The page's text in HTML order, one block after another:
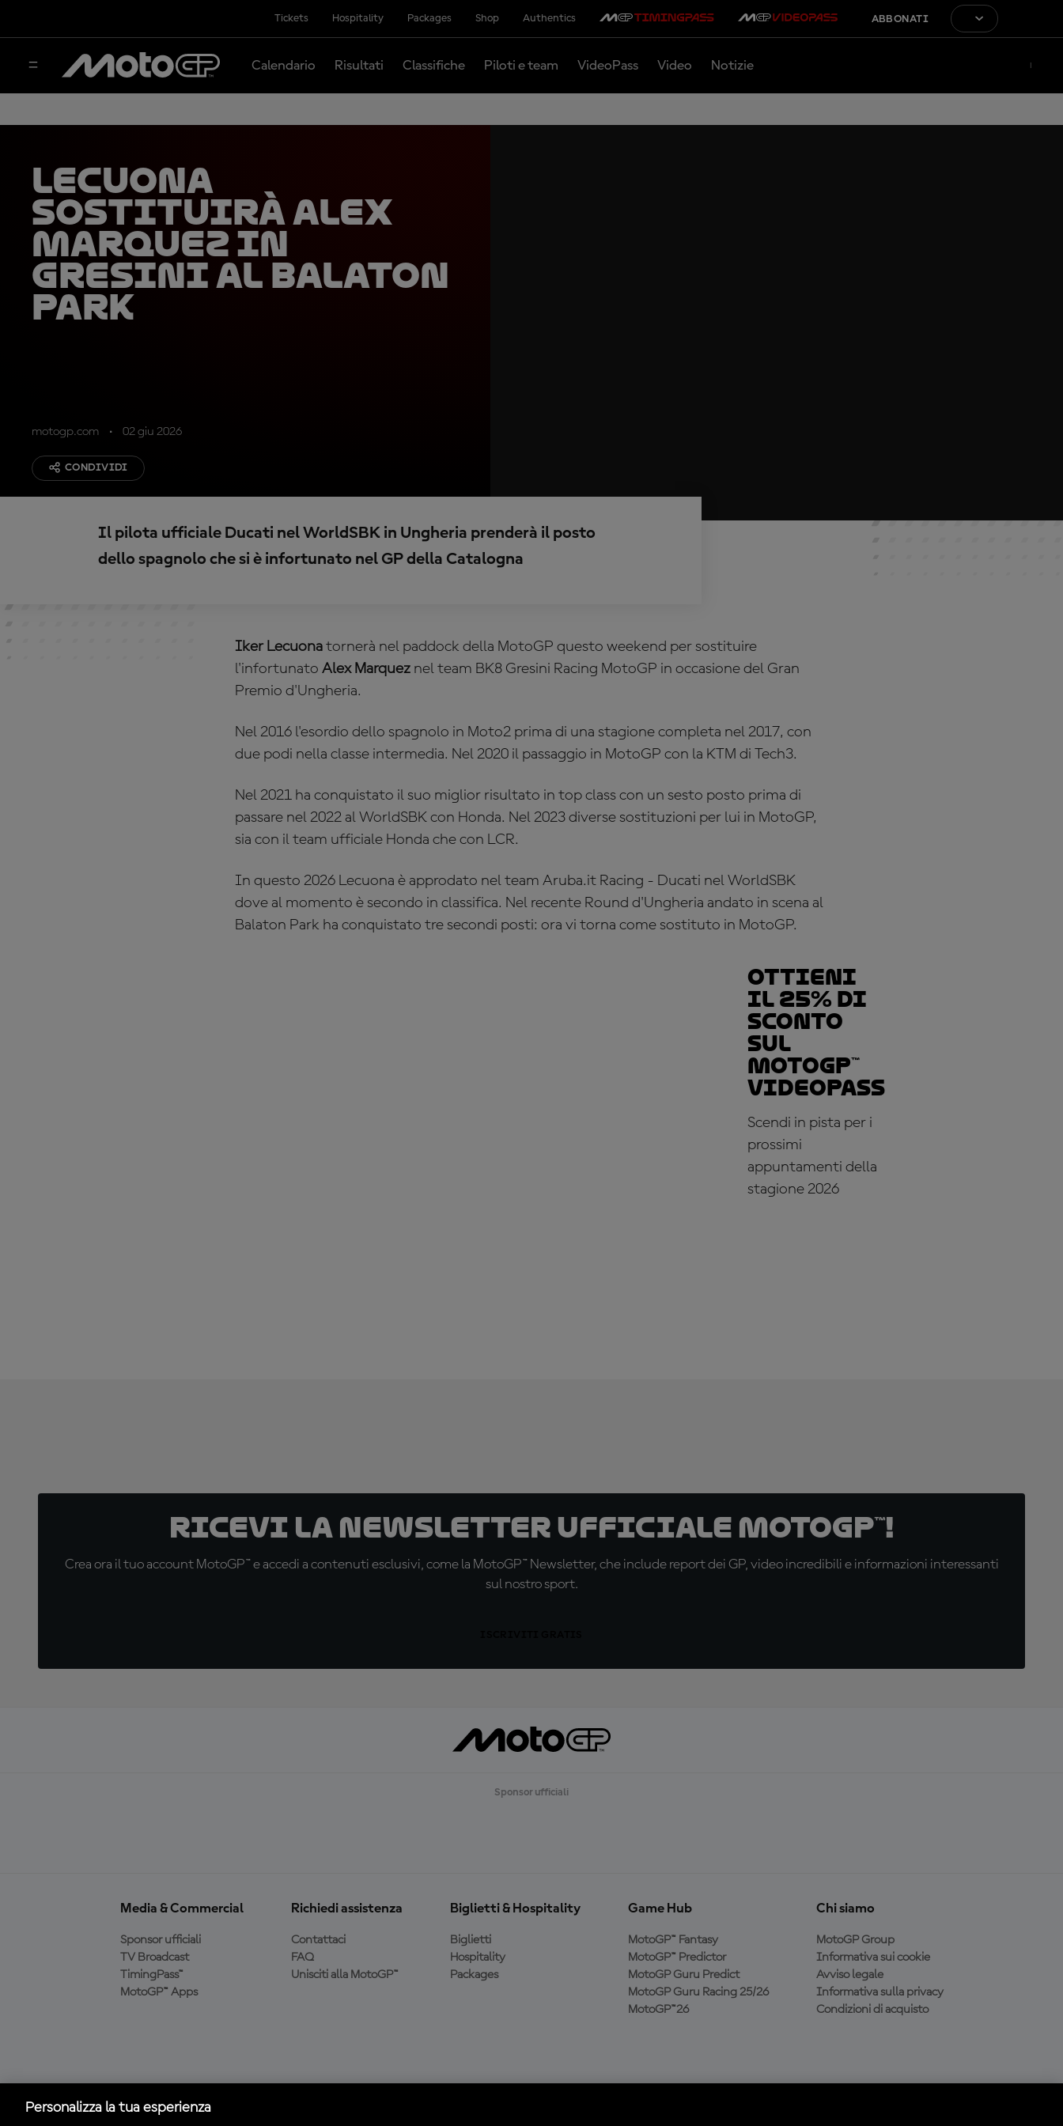
Tickets Hospitality Packages Shop Authentics ABBONATI
Calendario Risultati Classifiche Piloti e team VideoPass Video Notizie
Lecuona
sostituirà Alex
Marquez in
Gresini al Balaton
Park
motogp.com 02 giu 2026
CONDIVIDI
Il pilota ufficiale Ducati nel WorldSBK in Ungheria prenderà il posto
dello spagnolo che si è infortunato nel GP della Catalogna
Iker Lecuona tornerà nel paddock della MotoGP questo weekend per sostituire
l'infortunato Alex Marquez nel team BK8 Gresini Racing MotoGP in occasione del Gran
Premio d'Ungheria.
Nel 2016 l'esordio dello spagnolo in Moto2 prima di una stagione completa nel 2017, con
due podi nella classe intermedia. Nel 2020 il passaggio in MotoGP con la KTM di Tech3.
Nel 2021 ha conquistato il suo miglior risultato in top class con un sesto posto prima di
passare nel 2022 al WorldSBK con Honda. Nel 2023 diverse sostituzioni per lui in MotoGP,
sia con il team ufficiale Honda che con LCR.
In questo 2026 Lecuona è approdato nel team Aruba.it Racing - Ducati nel WorldSBK
dove al momento è secondo in classifica. Nel recente Round d'Ungheria andato in scena al
Balaton Park ha conquistato tre secondi posti: ora vi torna come sostituto in MotoGP.
Ottieni
il 25% di
sconto
sul
MotoGP™
VideoPass
Scendi in pista per i
prossimi
appuntamenti della
stagione 2026
Ricevi la newsletter ufficiale MotoGP™!
Crea ora il tuo account MotoGP™ e accedi a contenuti esclusivi, come la MotoGP™ Newsletter, che include report dei GP, video incredibili e informazioni interessanti
sul nostro sport.
Sponsor ufficiali
Media & Commercial
Sponsor ufficiali
TV Broadcast
TimingPass™
MotoGP™ Apps
Richiedi assistenza
Contattaci
FAQ
Unisciti alla MotoGP™
Biglietti & Hospitality
Biglietti
Hospitality
Packages
Game Hub
MotoGP™ Fantasy
MotoGP™ Predictor
MotoGP Guru Predict
MotoGP Guru Racing 25/26
MotoGP™26
Chi siamo
MotoGP Group
Informativa sui cookie
Avviso legale
Informativa sulla privacy
Condizioni di acquisto
MotoGP™
Personalizza la tua esperienza